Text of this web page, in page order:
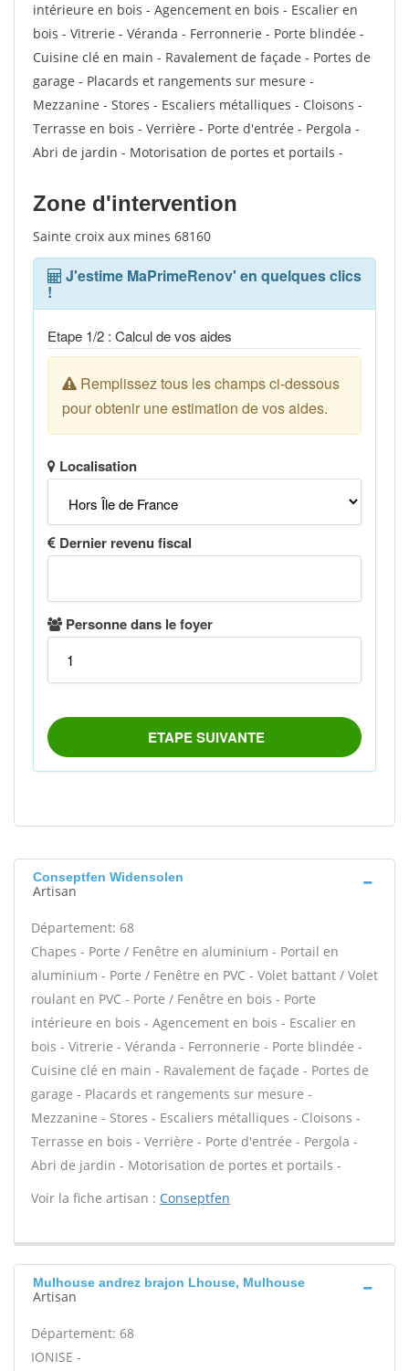
intérieure en bois - Agencement en bois - Escalier en
bois - Vitrerie - Véranda - Ferronnerie - Porte blindée -
Cuisine clé en main - Ravalement de façade - Portes de
garage - Placards et rangements sur mesure -
Mezzanine - Stores - Escaliers métalliques - Cloisons -
Terrasse en bois - Verrière - Porte d'entrée - Pergola -
Abri de jardin - Motorisation de portes et portails -
Zone d'intervention
Sainte croix aux mines 68160
Conseptfen Widensolen
Artisan
Département: 68
Chapes - Porte / Fenêtre en aluminium - Portail en
aluminium - Porte / Fenêtre en PVC - Volet battant / Volet
roulant en PVC - Porte / Fenêtre en bois - Porte
intérieure en bois - Agencement en bois - Escalier en
bois - Vitrerie - Véranda - Ferronnerie - Porte blindée -
Cuisine clé en main - Ravalement de façade - Portes de
garage - Placards et rangements sur mesure -
Mezzanine - Stores - Escaliers métalliques - Cloisons -
Terrasse en bois - Verrière - Porte d'entrée - Pergola -
Abri de jardin - Motorisation de portes et portails -
Voir la fiche artisan : Conseptfen
Mulhouse andrez brajon Lhouse, Mulhouse
Artisan
Département: 68
IONISE -